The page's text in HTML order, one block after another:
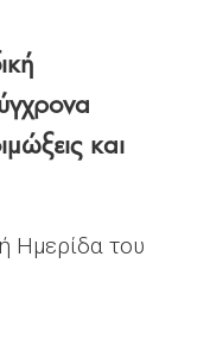
και
Ημερίδα του